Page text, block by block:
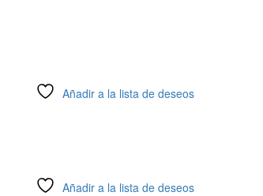
Añadir a la lista de deseos
Añadir a la lista de deseos